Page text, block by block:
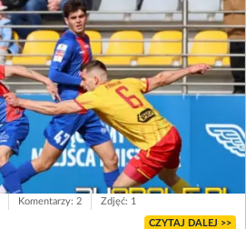
Komentarzy: 2 Zdjęć: 1
CZYTAJ DALEJ >>